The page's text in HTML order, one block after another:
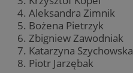
Aleksandra Zimnik
Bożena Pietrzyk
Zbigniew Zawodniak
Katarzyna Szychowska
Piotr Jarzębak